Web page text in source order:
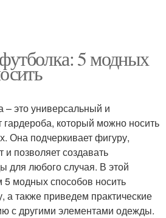
5 модных
это универсальный и
который можно носить
Она подчеркивает фигуру,
позволяет создавать
для любого случая. В этой
модных способов носить
также приведем практические
с другими элементами одежды.